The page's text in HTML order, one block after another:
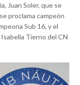
Juan Soler, que se
proclama campeón
Sub 16, y el
Tierno del CN